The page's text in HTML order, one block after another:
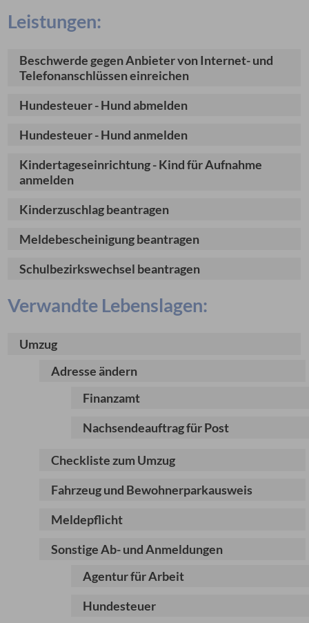
Leistungen:
Beschwerde gegen Anbieter von Internet- und
Telefonanschlüssen einreichen
Hundesteuer - Hund abmelden
Hundesteuer - Hund anmelden
Kindertageseinrichtung - Kind für Aufnahme
anmelden
Kinderzuschlag beantragen
Meldebescheinigung beantragen
Schulbezirkswechsel beantragen
Verwandte Lebenslagen:
Umzug
Adresse ändern
Finanzamt
Nachsendeauftrag für Post
Checkliste zum Umzug
Fahrzeug und Bewohnerparkausweis
Meldepflicht
Sonstige Ab- und Anmeldungen
Agentur für Arbeit
Hundesteuer